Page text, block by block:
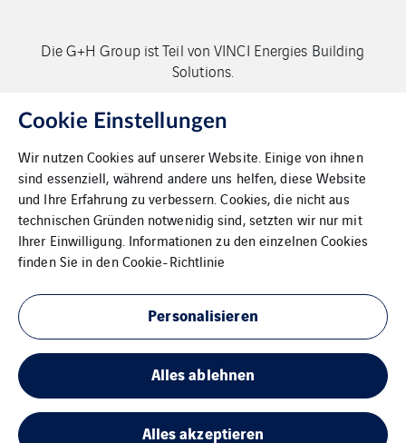
Die G+H Group ist Teil von VINCI Energies Building
Solutions.
Copyright G+H Group
Kontakt
Datenschutz
Impressum
Sitemap
Cookie Einstellungen
Wir nutzen Cookies auf unserer Website. Einige von ihnen
sind essenziell, während andere uns helfen, diese Website
und Ihre Erfahrung zu verbessern. Cookies, die nicht aus
technischen Gründen notwenidig sind, setzten wir nur mit
Ihrer Einwilligung. Informationen zu den einzelnen Cookies
finden Sie in denCookie-Richtlinie
Personalisieren
Alles ablehnen
Alles akzeptieren